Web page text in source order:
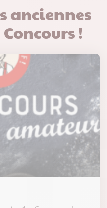
anciennes
!